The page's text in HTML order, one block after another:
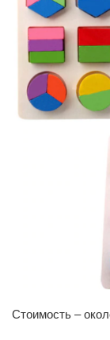
Стоимость –